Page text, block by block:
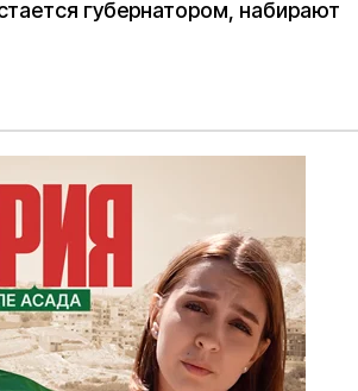
губернатором, набирают